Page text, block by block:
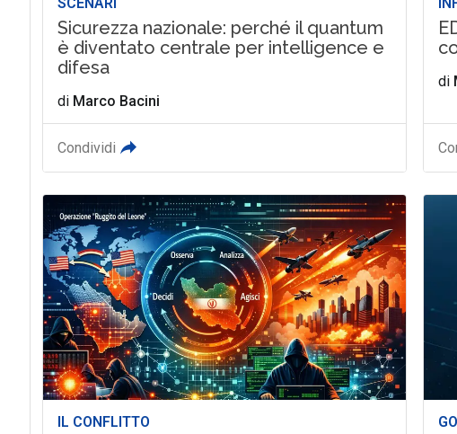
Sicurezza nazionale: perché il quantum
è diventato centrale per intelligence e
difesa
di Marco Bacini
Condividi
di
IL CONFLITTO